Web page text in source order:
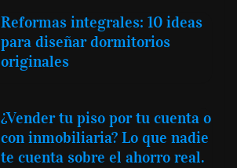
Reformas integrales: 10 ideas
para diseñar dormitorios
originales
¿Vender tu piso por tu cuenta o
con inmobiliaria? Lo que nadie
te cuenta sobre el ahorro real.